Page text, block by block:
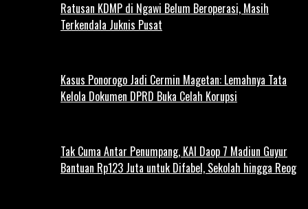
Ratusan KDMP di Ngawi Belum Beroperasi, Masih
Terkendala Juknis Pusat
Kasus Ponorogo Jadi Cermin Magetan: Lemahnya Tata
Kelola Dokumen DPRD Buka Celah Korupsi
Tak Cuma Antar Penumpang, KAI Daop 7 Madiun Guyur
Bantuan Rp123 Juta untuk Difabel, Sekolah hingga Reog